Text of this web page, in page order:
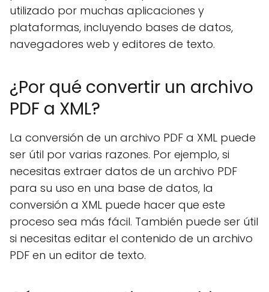
utilizado por muchas aplicaciones y
plataformas, incluyendo bases de datos,
navegadores web y editores de texto.
¿Por qué convertir un archivo
PDF a XML?
La conversión de un archivo PDF a XML puede
ser útil por varias razones. Por ejemplo, si
necesitas extraer datos de un archivo PDF
para su uso en una base de datos, la
conversión a XML puede hacer que este
proceso sea más fácil. También puede ser útil
si necesitas editar el contenido de un archivo
PDF en un editor de texto.